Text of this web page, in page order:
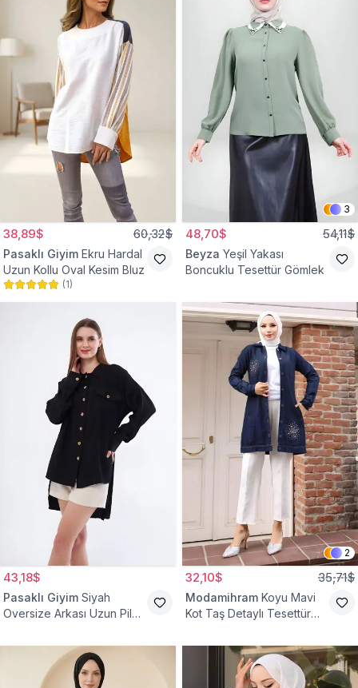
38,89$ 60,32$
Pasaklı Giyim Ekru Hardal
Uzun Kollu Oval Kesim Bluz
(1)
3
48,70$ 54,11$
Beyza Yeşil Yakası
Boncuklu Tesettür Gömlek
43,18$
Pasaklı Giyim Siyah
Oversize Arkası Uzun Pileli
2
32,10$ 35,71$
Modamihram Koyu Mavi
Kot Taş Detaylı Tesettür